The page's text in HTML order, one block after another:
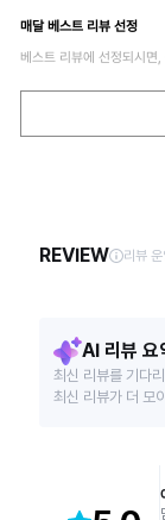
매달 베스트 리뷰 선정
베스트 리뷰에 선정되시면